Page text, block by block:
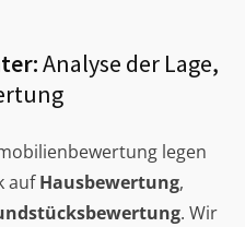
Analyse der Lage,
legen
aufHausbewertung,
. Wir